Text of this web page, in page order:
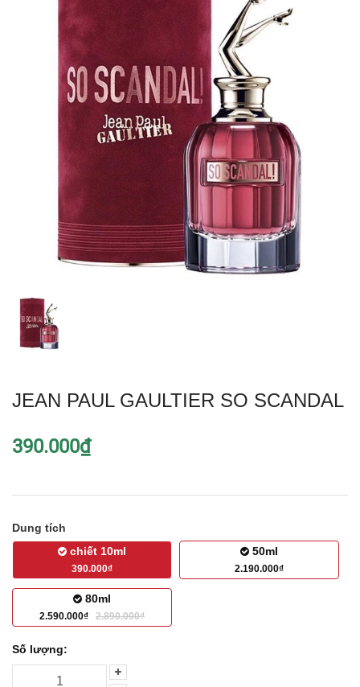
JEAN PAUL GAULTIER SO SCANDAL
390.000₫
Dung tích
chiết 10ml
390.000₫
50ml
2.190.000₫
80ml
2.590.000₫ 2.890.000₫
Số lượng: